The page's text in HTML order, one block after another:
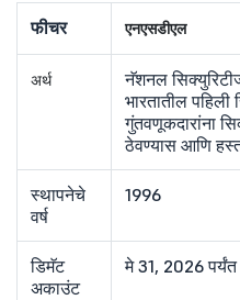
फीचर
एनएसडीएल
अर्थ
नॅशनल
भारतातील
गुंतवणूकदारांना
ठेवण्यास आणि
स्थापनेचे
वर्ष
1996
डिमॅट
अकाउंट
मे 31, 2026